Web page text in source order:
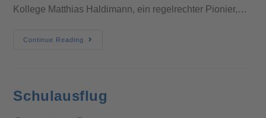
Kollege Matthias Haldimann, ein regelrechter Pionier,…
Continue Reading
Schulausflug